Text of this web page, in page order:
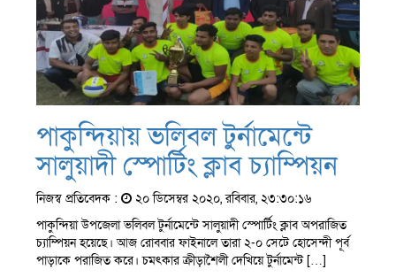
পাকুন্দিয়ায় ভলিবল টুর্নামেন্টে
সালুয়াদী স্পোর্টিং ক্লাব চ্যাম্পিয়ন
নিজস্ব প্রতিবেদক :
২০ ডিসেম্বর ২০২০, রবিবার, ২৩:৩০:১৬
পাকুন্দিয়া উপজেলা ভলিবল টুর্নামেন্টে সালুয়াদী স্পোর্টিং ক্লাব অপরাজিত
চ্যাম্পিয়ন হয়েছে। আজ রোববার ফাইনালে তারা ২-০ সেটে হোসেন্দী পূর্ব
পাড়াকে পরাজিত করে। চমৎকার ক্রীড়াশৈলী দেখিয়ে টুর্নামেন্ট […]